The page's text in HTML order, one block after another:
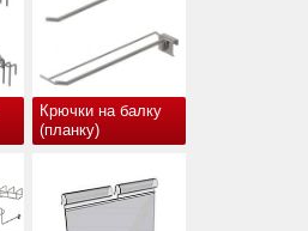
Крючки на балку
(планку)